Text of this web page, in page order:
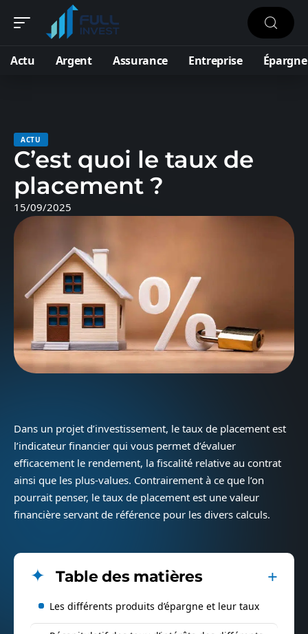
Actu Argent Assurance Entreprise Épargne
ACTU
C’est quoi le taux de
placement ?
15/09/2025
Dans un projet d’investissement, le taux de placement est
l’indicateur financier qui vous permet d’évaluer
efficacement le rendement, la fiscalité relative au contrat
ainsi que les plus-values. Contrairement à ce que l’on
pourrait penser, le taux de placement est une valeur
financière servant de référence pour les divers calculs.
Table des matières
Les différents produits d’épargne et leur taux